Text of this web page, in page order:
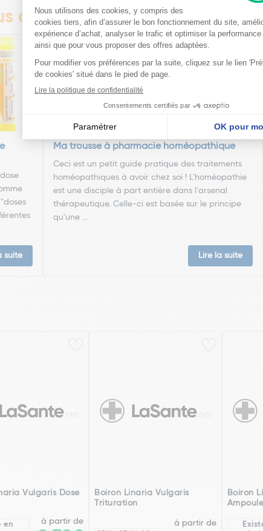
conseillent
suite
Ma trousse à pharmacie homéopathique
Ceci est un petit guide pratique des traitements
homéopathiques à avoir chez soi ! L'homéopathie
est une disciple à part entière dans l'arsenal
thérapeutique. Celle-ci est basée sur le principe
qu'une ...
Lire la suite
Vulgaris Dose
en
à partir de
Boiron Linaria Vulgaris
Trituration
à partir de
Boiron